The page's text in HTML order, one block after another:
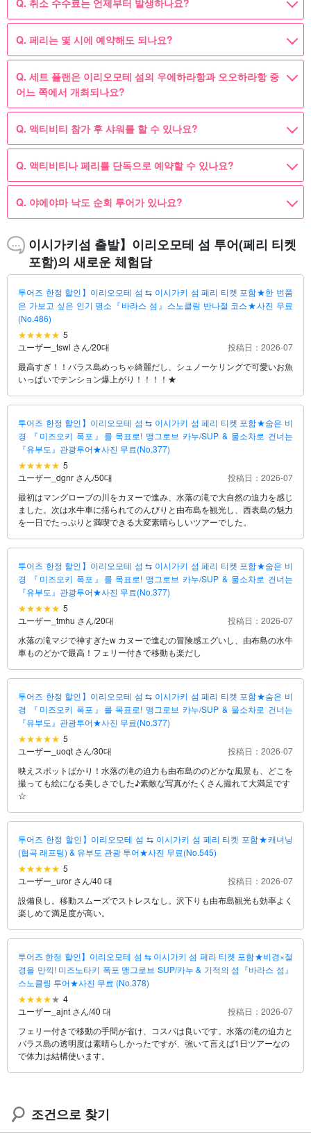
Q. 페리는 몇 시에 예약해도 되나요?
Q. 세트 플랜은 이리오모테 섬의 우에하라항과 오오하라항 중
어느 쪽에서 개최되나요?
Q. 액티비티 참가 후 샤워를 할 수 있나요?
Q. 액티비티나 페리를 단독으로 예약할 수 있나요?
Q. 야에야마 낙도 순회 투어가 있나요?
이시가키섬 출발】이리오모테 섬 투어(페리 티켓
포함)의 새로운 체험담
투어즈 한정 할인】이리오모테 섬 ⇆ 이시가키 섬 페리 티켓 포함★한 번쯤
은 가보고 싶은 인기 명소『바라스 섬』스노클링 반나절 코스★사진 무료
(No.486)
5
ユーザー_tswl さん/20대
投稿日：2026-07
最高すぎ！！バラス島めっちゃ綺麗だし、シュノーケリングで可愛いお魚
いっぱいでテンション爆上がり！！！！★
투어즈 한정 할인】이리오모테 섬 ⇆ 이시가키 섬 페리 티켓 포함★숨은 비
경 『미즈오키 폭포』를 목표로! 맹그로브 카누/SUP & 물소차로 건너는
『유부도』관광투어★사진 무료(No.377)
5
ユーザー_dgnr さん/50대
投稿日：2026-07
最初はマングローブの川をカヌーで進み、水落の滝で大自然の迫力を感じ
ました。次は水牛車に揺られてのんびりと由布島を観光し、西表島の魅力
を一日でたっぷりと満喫できる大変素晴らしいツアーでした。
투어즈 한정 할인】이리오모테 섬 ⇆ 이시가키 섬 페리 티켓 포함★숨은 비
경 『미즈오키 폭포』를 목표로! 맹그로브 카누/SUP & 물소차로 건너는
『유부도』관광투어★사진 무료(No.377)
5
ユーザー_tmhu さん/20대
投稿日：2026-07
水落の滝マジで神すぎたw カヌーで進むの冒険感エグいし、由布島の水牛
車ものどかで最高！フェリー付きで移動も楽だし
투어즈 한정 할인】이리오모테 섬 ⇆ 이시가키 섬 페리 티켓 포함★숨은 비
경 『미즈오키 폭포』를 목표로! 맹그로브 카누/SUP & 물소차로 건너는
『유부도』관광투어★사진 무료(No.377)
5
ユーザー_uoqt さん/30대
投稿日：2026-07
映えスポットばかり！水落の滝の迫力も由布島ののどかな風景も、どこを
撮っても絵になる美しさでした♪素敵な写真がたくさん撮れて大満足です
☆
투어즈 한정 할인】이리오모테 섬 ⇆ 이시가키 섬 페리 티켓 포함★캐녀닝
(협곡 래프팅) & 유부도 관광 투어★사진 무료(No.545)
5
ユーザー_uror さん/40 대
投稿日：2026-07
設備良し。移動スムーズでストレスなし。沢下りも由布島観光も効率よく
楽しめて満足度が高い。
투어즈 한정 할인】이리오모테 섬 ⇆ 이시가키 섬 페리 티켓 포함★비경×절
경을 만끽! 미즈노타키 폭포 맹그로브 SUP/카누 & 기적의 섬『바라스 섬』
스노클링 투어★사진 무료 (No.378)
4
ユーザー_ajnt さん/40 대
投稿日：2026-07
フェリー付きで移動の手間が省け、コスパは良いです。水落の滝の迫力と
バラス島の透明度は素晴らしかったですが、強いて言えば1日ツアーなの
で体力は結構使います。
조건으로 찾기